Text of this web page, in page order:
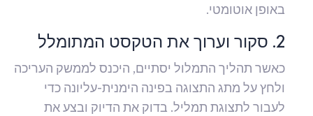
באופן אוטומטי.
2. סקור וערוך את הטקסט המתומלל
כאשר תהליך התמלול יסתיים, היכנס לממשק העריכה
ולחץ על מתג התצוגה בפינה הימנית-עליונה כדי
לעבור לתצוגת תמליל. בדוק את הדיוק ובצע את